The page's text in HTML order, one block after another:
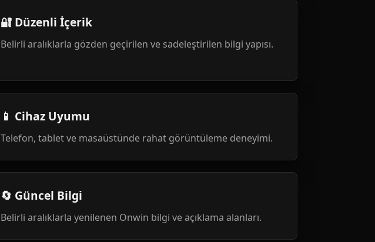
🔐 Düzenli İçerik
Belirli aralıklarla gözden geçirilen ve sadeleştirilen bilgi yapısı.
📱 Cihaz Uyumu
Telefon, tablet ve masaüstünde rahat görüntüleme deneyimi.
🔄 Güncel Bilgi
Belirli aralıklarla yenilenen Onwin bilgi ve açıklama alanları.